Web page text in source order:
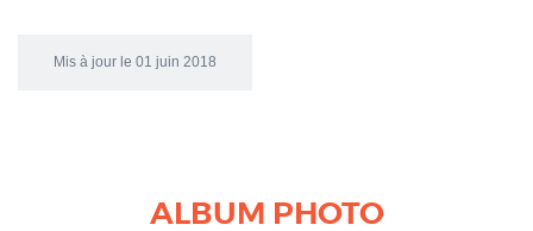
Mis à jour le 01 juin 2018
ALBUM PHOTO